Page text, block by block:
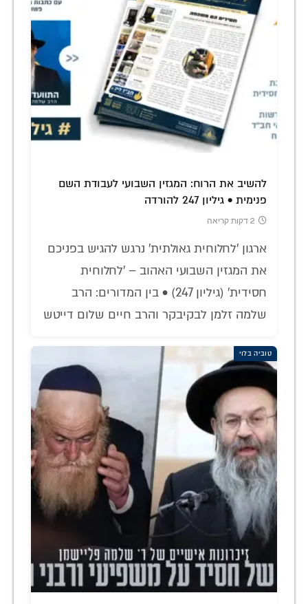
להשיב את הרוח: המגזין השבועי לעבודת השם
פנימית • גיליון 247 להורדה
2 דקות קריאה
ארגון 'לחלוחית גאולתית' נרגש להגיש בפניכם
את המגזין השבועי האהוב – 'לחלוחית
חסידית' (גיליון 247) • בין המדורים: הרב
שלמה זלמן לבקיבקר והרב חיים שלום דייטש
טוביה בלוי